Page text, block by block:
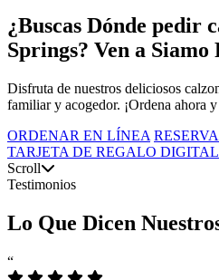
¿Buscas Dónde pedir
Springs? Ven a
Disfruta de nuestros deliciosos
familiar y acogedor. ¡Ordena ahora
ORDENAR EN LÍNEA
TARJETA DE REGALO DIGITAL
Scroll
Testimonios
Lo Que Dicen
“